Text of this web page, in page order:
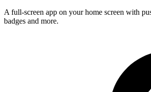
A full-screen app on your home screen with
badges and more.